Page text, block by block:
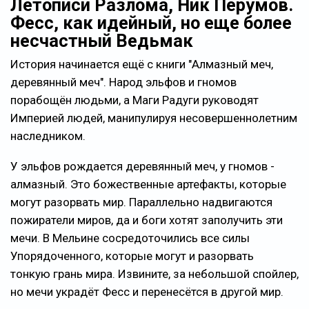
Летописи Разлома, Ник Перумов.
Фесс, как идейный, но еще более
несчастный Ведьмак
История начинается ещё с книги "Алмазный меч,
деревянный меч". Народ эльфов и гномов
порабощён людьми, а Маги Радуги руководят
Империей людей, манипулируя несовершеннолетним
наследником.
У эльфов рождается деревянный меч, у гномов -
алмазный. Это божественные артефакты, которые
могут разорвать мир. Параллельно надвигаются
пожиратели миров, да и боги хотят заполучить эти
мечи. В Мельине сосредоточились все силы
Упорядоченного, которые могут и разорвать
тонкую грань мира. Извините, за небольшой спойлер,
но мечи украдёт Фесс и перенесётся в другой мир.